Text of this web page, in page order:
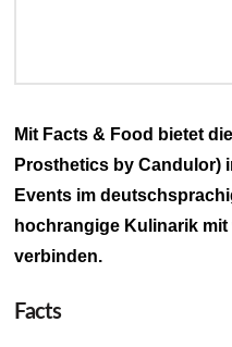
Mit Facts & Food bietet
Prosthetics by Candulor)
Events im
hochrangige Kulinarik
verbinden.
Facts